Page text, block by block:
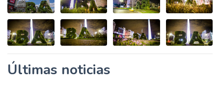
Últimas noticias